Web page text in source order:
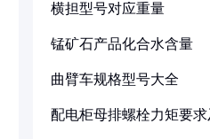
横担型号对应重量
锰矿石产品化合水含量
曲臂车规格型号大全
配电柜母排螺栓力矩要